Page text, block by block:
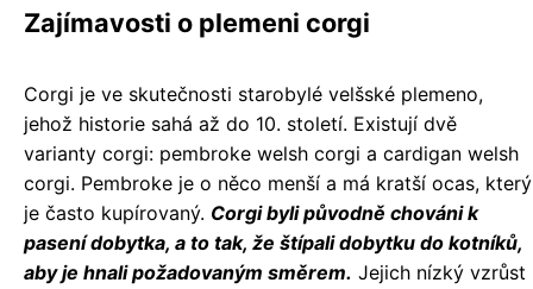
Zajímavosti o plemeni corgi
Corgi je ve skutečnosti starobylé velšské plemeno,
jehož historie sahá až do 10. století. Existují dvě
varianty corgi: pembroke welsh corgi a cardigan welsh
corgi. Pembroke je o něco menší a má kratší ocas, který
je často kupírovaný. Corgi byli původně chováni k
pasení dobytka, a to tak, že štípali dobytku do kotníků,
aby je hnali požadovaným směrem. Jejich nízký vzrůst